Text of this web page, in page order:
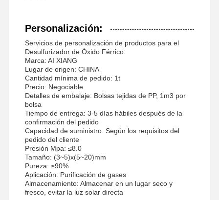
Personalización:
Servicios de personalización de productos para el
Desulfurizador de Óxido Férrico:
Marca: AI XIANG
Lugar de origen: CHINA
Cantidad mínima de pedido: 1t
Precio: Negociable
Detalles de embalaje: Bolsas tejidas de PP, 1m3 por
bolsa
Tiempo de entrega: 3-5 días hábiles después de la
confirmación del pedido
Capacidad de suministro: Según los requisitos del
pedido del cliente
Presión Mpa: ≤8.0
Tamaño: (3~5)x(5~20)mm
Pureza: ≥90%
Aplicación: Purificación de gases
Almacenamiento: Almacenar en un lugar seco y
fresco, evitar la luz solar directa